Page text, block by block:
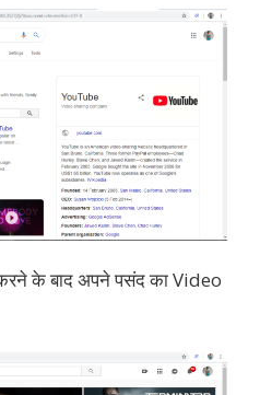
के बाद अपने पसंद का Video